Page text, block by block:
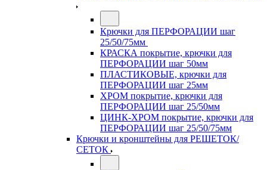
Крючки для ПЕРФОРАЦИИ шаг
25/50/75мм
КРАСКА покрытие, крючки для
ПЕРФОРАЦИИ шаг 50мм
ПЛАСТИКОВЫЕ, крючки для
ПЕРФОРАЦИИ шаг 25мм
ХРОМ покрытие, крючки для
ПЕРФОРАЦИИ шаг 25/50мм
ЦИНК-ХРОМ покрытие, крючки для
ПЕРФОРАЦИИ шаг 25/50/75мм
Крючки и кронштейны для РЕШЕТОК/
СЕТОК